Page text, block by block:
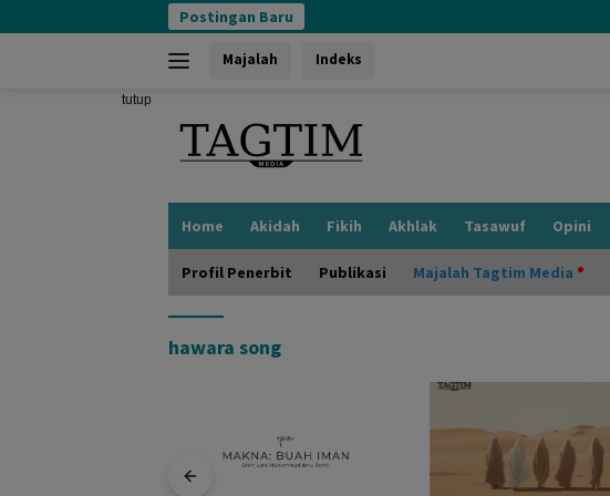
ke
Postingan Baru
Majalah Indeks
tutup
Home Akidah Fikih Akhlak Tasawuf Opini
Profil Penerbit Publikasi Majalah Tagtim Media
hawara song